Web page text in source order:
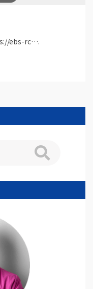
ebs-rc….